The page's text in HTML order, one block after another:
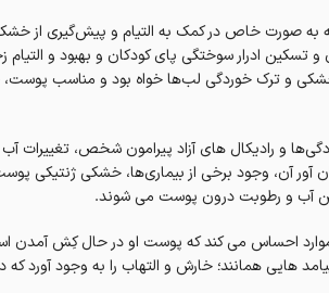
که به صورت خاص در کمک به التیام و پیش‌گیری از
تسکین ادرار سوختگی پای کودکان و بهبود و
و ترک خوردگی لب‌ها خواه بود و مناسب
و رادیکال های آزاد پیرامون شخص، تغییرات
آور آن، وجود برخی از بیماری‌ها، خشکی ژنتیکی
آب و رطوبت درون پوست می شوند.
احساس می کند که پوست او در حال کِش آمدن
هایی همانند؛ خارش و التهاب را به وجود آورد که